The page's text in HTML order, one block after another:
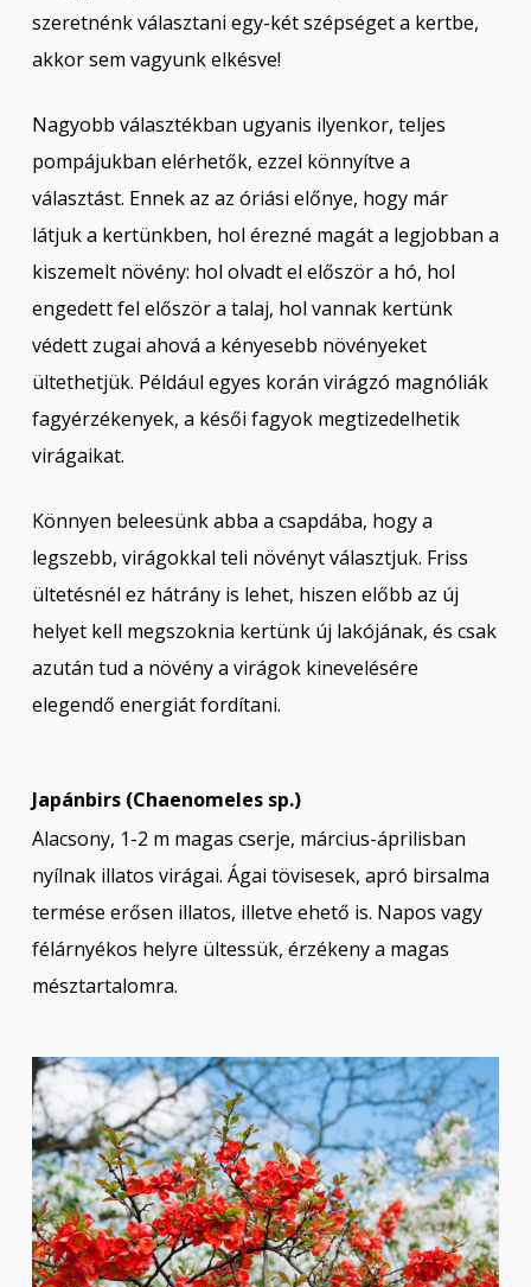
szeretnénk választani egy-két szépséget a kertbe,
akkor sem vagyunk elkésve!
Nagyobb választékban ugyanis ilyenkor, teljes
pompájukban elérhetők, ezzel könnyítve a
választást. Ennek az az óriási előnye, hogy már
látjuk a kertünkben, hol érezné magát a legjobban a
kiszemelt növény: hol olvadt el először a hó, hol
engedett fel először a talaj, hol vannak kertünk
védett zugai ahová a kényesebb növényeket
ültethetjük. Például egyes korán virágzó magnóliák
fagyérzékenyek, a késői fagyok megtizedelhetik
virágaikat.
Könnyen beleesünk abba a csapdába, hogy a
legszebb, virágokkal teli növényt választjuk. Friss
ültetésnél ez hátrány is lehet, hiszen előbb az új
helyet kell megszoknia kertünk új lakójának, és csak
azután tud a növény a virágok kinevelésére
elegendő energiát fordítani.
Japánbirs (Chaenomeles sp.)
Alacsony, 1-2 m magas cserje, március-áprilisban
nyílnak illatos virágai. Ágai tövisesek, apró birsalma
termése erősen illatos, illetve ehető is. Napos vagy
félárnyékos helyre ültessük, érzékeny a magas
mésztartalomra.